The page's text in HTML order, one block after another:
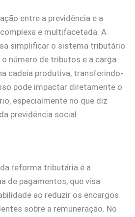
entre a previdência e a
e multifacetada. A
simplificar o sistema tributário
número de tributos e a carga
cadeia produtiva, transferindo-
pode impactar diretamente o
especialmente no que diz
previdência social.
reforma tributária é a
de pagamentos, que visa
ao reduzir os encargos
sobre a remuneração. No